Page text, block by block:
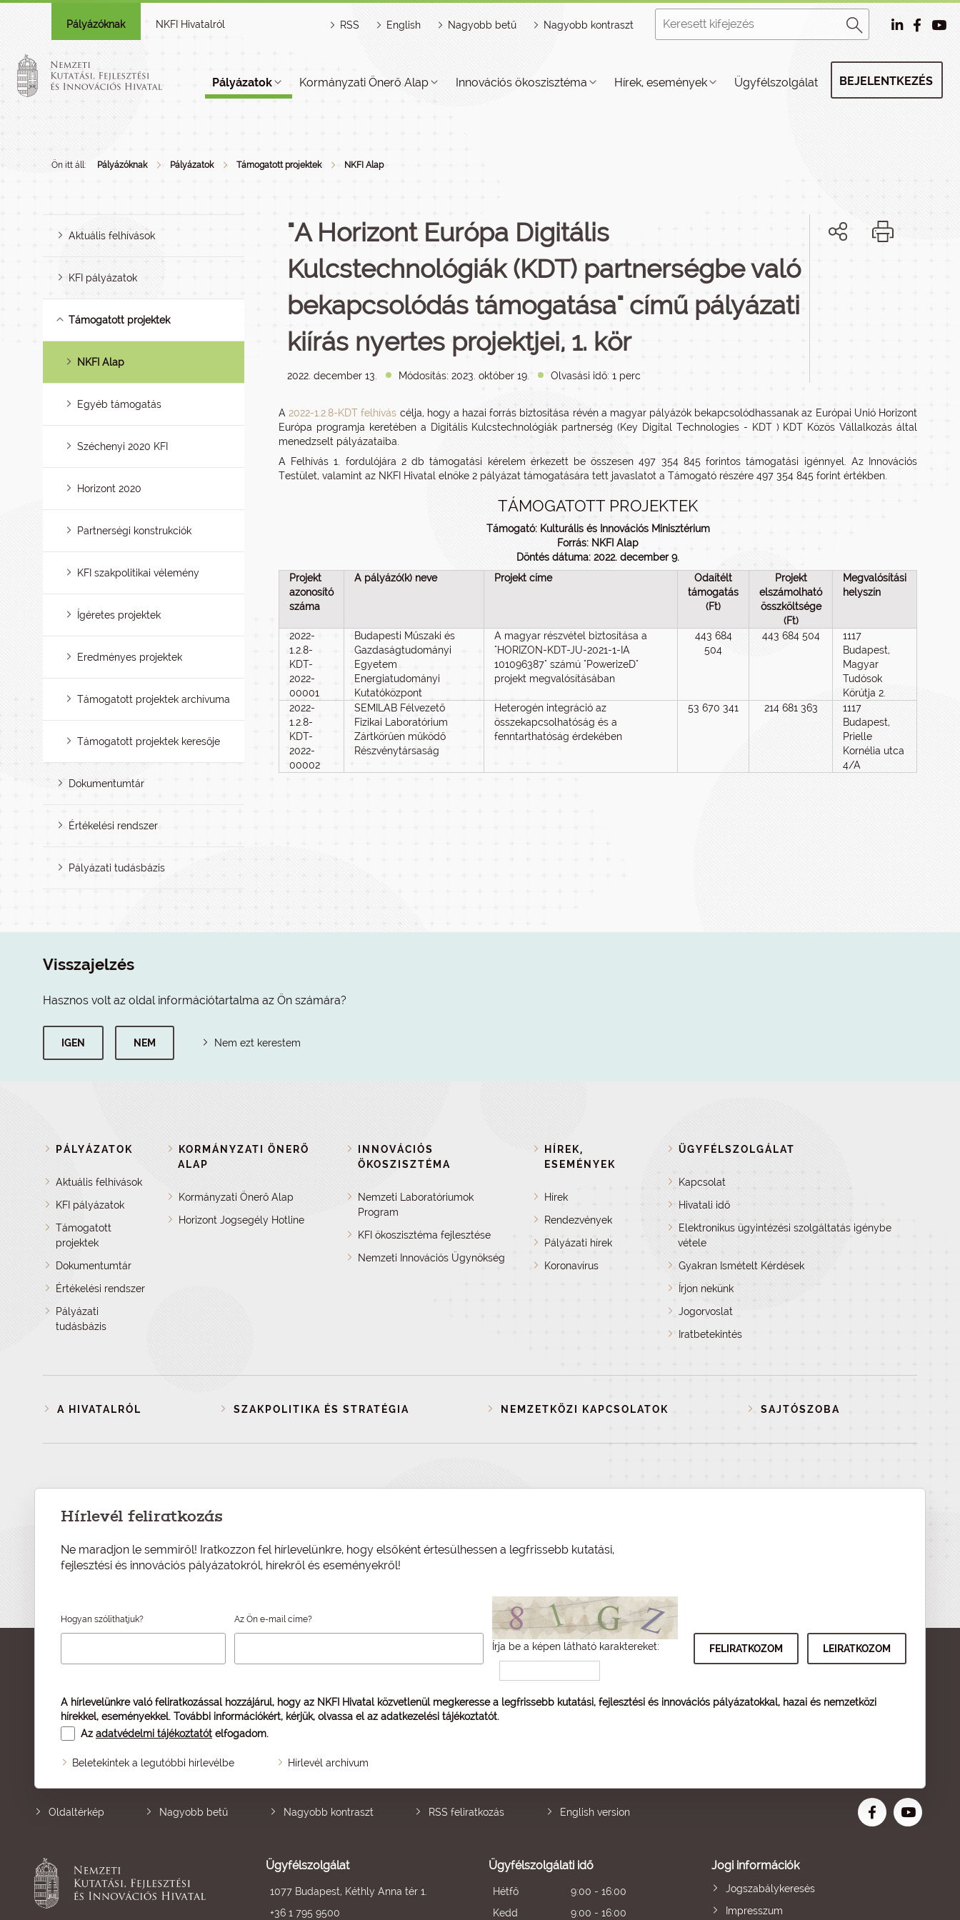
Pályázóknak NKFI Hivatalról RSS English Nagyobb betű Nagyobb kontraszt
Pályázatok Kormányzati Önerő Alap Innovációs ökoszisztéma Hírek, események Ügyfélszolgálat BEJELENTKEZÉS
Ön itt áll: Pályázóknak Pályázatok Támogatott projektek NKFI Alap
Aktuális felhívások
KFI pályázatok
Támogatott projektek
NKFI Alap
Egyéb támogatás
Széchenyi 2020 KFI
Horizont 2020
Partnerségi konstrukciók
KFI szakpolitikai vélemény
Ígéretes projektek
Eredményes projektek
Támogatott projektek archívuma
Támogatott projektek keresője
Dokumentumtár
Értékelési rendszer
Pályázati tudásbázis
"A Horizont Európa Digitális
Kulcstechnológiák (KDT) partnerségbe való
bekapcsolódás támogatása" című pályázati
kiírás nyertes projektjei, 1. kör
2022. december 13. Módosítás: 2023. október 19. Olvasási idő: 1 perc
A 2022-1.2.8-KDT felhívás célja, hogy a hazai forrás biztosítása révén a magyar pályázók bekapcsolódhassanak az Európai Unió Horizont
Európa programja keretében a Digitális Kulcstechnológiák partnerség (Key Digital Technologies - KDT ) KDT Közös Vállalkozás által
menedzselt pályázataiba.
A Felhívás 1. fordulójára 2 db támogatási kérelem érkezett be összesen 497 354 845 forintos támogatási igénnyel. Az Innovációs
Testület, valamint az NKFI Hivatal elnöke 2 pályázat támogatására tett javaslatot a Támogató részére 497 354 845 forint értékben.
TÁMOGATOTT PROJEKTEK
Támogató: Kulturális és Innovációs Minisztérium
Forrás: NKFI Alap
Döntés dátuma: 2022. december 9.
Projekt
azonosító
száma
A pályázó(k) neve Projekt címe
Odaítélt
támogatás
(Ft)
Projekt
elszámolható
összköltsége
(Ft)
Megvalósítási
helyszín
2022-
1.2.8-
KDT-
2022-
00001
Budapesti Műszaki és
Gazdaságtudományi
Egyetem
Energiatudományi
Kutatóközpont
A magyar részvétel biztosítása a
"HORIZON-KDT-JU-2021-1-IA
101096387" számú "PowerizeD"
projekt megvalósításában
443 684
504
443 684 504
1117
Budapest,
Magyar
Tudósok
Körútja 2.
2022-
1.2.8-
KDT-
2022-
00002
SEMILAB Félvezető
Fizikai Laboratórium
Zártkörűen működő
Részvénytársaság
Heterogén integráció az
összekapcsolhatóság és a
fenntarthatóság érdekében
53 670 341 214 681 363
1117
Budapest,
Prielle
Kornélia utca
4/A
Visszajelzés
Hasznos volt az oldal információtartalma az Ön számára?
IGEN NEM Nem ezt kerestem
PÁLYÁZATOK
Aktuális felhívások
KFI pályázatok
Támogatott
projektek
Dokumentumtár
Értékelési rendszer
Pályázati
tudásbázis
KORMÁNYZATI ÖNERŐ
ALAP
Kormányzati Önerő Alap
Horizont Jogsegély Hotline
INNOVÁCIÓS
ÖKOSZISZTÉMA
Nemzeti Laboratóriumok
Program
KFI ökoszisztéma fejlesztése
Nemzeti Innovációs Ügynökség
HÍREK,
ESEMÉNYEK
Hírek
Rendezvények
Pályázati hírek
Koronavírus
ÜGYFÉLSZOLGÁLAT
Kapcsolat
Hivatali idő
Elektronikus ügyintézési szolgáltatás igénybe
vétele
Gyakran Ismételt Kérdések
Írjon nekünk
Jogorvoslat
Iratbetekintés
A HIVATALRÓL SZAKPOLITIKA ÉS STRATÉGIA NEMZETKÖZI KAPCSOLATOK SAJTÓSZOBA
Hírlevél feliratkozás
Ne maradjon le semmiről! Iratkozzon fel hírlevelünkre, hogy elsőként értesülhessen a legfrissebb kutatási,
fejlesztési és innovációs pályázatokról, hírekről és eseményekről!
Hogyan szólíthatjuk? Az Ön e-mail címe?
Írja be a képen látható karaktereket:
A hírlevelünkre való feliratkozással hozzájárul, hogy az NKFI Hivatal közvetlenül megkeresse a legfrissebb kutatási, fejlesztési és innovációs pályázatokkal, hazai és nemzetközi
hírekkel, eseményekkel. További információkért, kérjük, olvassa el az adatkezelési tájékoztatót.
Az adatvédelmi tájékoztatót elfogadom.
Beletekintek a legutóbbi hírlevélbe Hírlevél archívum
Oldaltérkép Nagyobb betű Nagyobb kontraszt RSS feliratkozás English version
Ügyfélszolgálat
1077 Budapest, Kéthly Anna tér 1.
+36 1 795 9500
Ügyfélszolgálati idő
Hétfő
9:00 - 16:00
Kedd
9:00 - 16:00
Jogi információk
Jogszabálykeresés
Impresszum